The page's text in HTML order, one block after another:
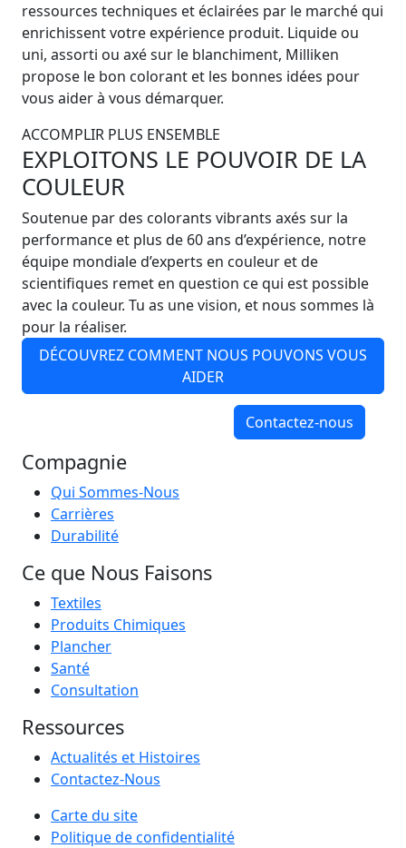
ressources techniques et éclairées par le marché qui
enrichissent votre expérience produit. Liquide ou
uni, assorti ou axé sur le blanchiment, Milliken
propose le bon colorant et les bonnes idées pour
vous aider à vous démarquer.
ACCOMPLIR PLUS ENSEMBLE
EXPLOITONS LE POUVOIR DE LA
COULEUR
Soutenue par des colorants vibrants axés sur la
performance et plus de 60 ans d’expérience, notre
équipe mondiale d’experts en couleur et de
scientifiques remet en question ce qui est possible
avec la couleur. Tu as une vision, et nous sommes là
pour la réaliser.
DÉCOUVREZ COMMENT NOUS POUVONS VOUS
AIDER
Contactez-nous
Compagnie
Qui Sommes-Nous
Carrières
Durabilité
Ce que Nous Faisons
Textiles
Produits Chimiques
Plancher
Santé
Consultation
Ressources
Actualités et Histoires
Contactez-Nous
Carte du site
Politique de confidentialité